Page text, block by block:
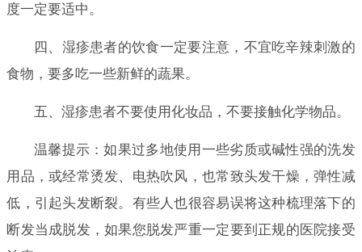
度一定要适中。
四、湿疹患者的饮食一定要注意，不宜吃辛辣刺激的
食物，要多吃一些新鲜的蔬果。
五、湿疹患者不要使用化妆品，不要接触化学物品。
温馨提示：如果过多地使用一些劣质或碱性强的洗发
用品，或经常烫发、电热吹风，也常致头发干燥，弹性减
低，引起头发断裂。有些人也很容易误将这种梳理落下的
断发当成脱发，如果您脱发严重一定要到正规的医院接受